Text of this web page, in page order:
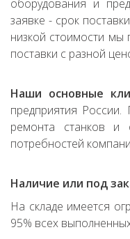
оборудования и
заявке - срок
низкой стоимости мы
поставки с разной
Наши основные
предприятия
ремонта станков и
потребностей
Наличие или под
На складе имеется
95% всех